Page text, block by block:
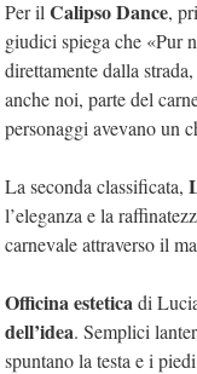
Per il Calipso Dance,
giudici spiega che «Pur
direttamente dalla
anche noi, parte del
personaggi avevano un
La seconda classificata,
l’eleganza e la
carnevale attraverso il
Officina esteticadi
dell’idea. Semplici
spuntano la testa e i